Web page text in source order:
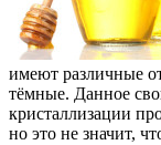
имеют различные
тёмные. Данное
кристаллизации
но это не значит,